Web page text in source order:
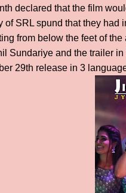
declared that the film
of SRL spund that they had
from below the feet of the
Sundariye and the trailer
29th release in 3